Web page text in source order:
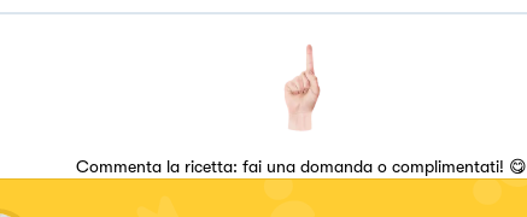
Commenta la ricetta: fai una domanda o complimentati! 😋